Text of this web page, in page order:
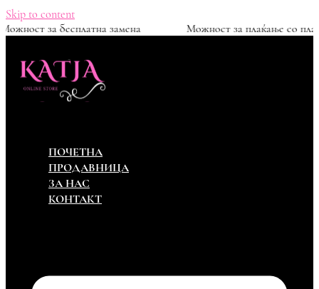
Skip to content
Можност за бесплатна замена Можност за
ПОЧЕТНА
ПРОДАВНИЦА
ЗА НАС
КОНТАКТ